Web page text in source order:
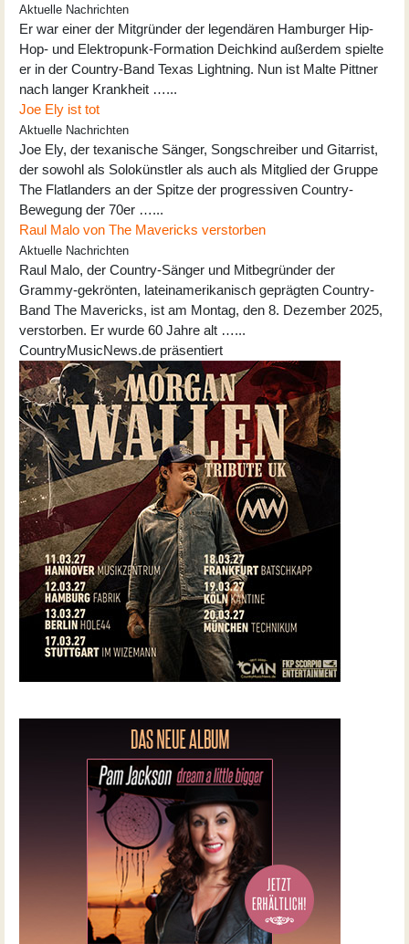
Aktuelle Nachrichten
Er war einer der Mitgründer der legendären Hamburger Hip-
Hop- und Elektropunk-Formation Deichkind außerdem spielte
er in der Country-Band Texas Lightning. Nun ist Malte Pittner
nach langer Krankheit …...
Joe Ely ist tot
Aktuelle Nachrichten
Joe Ely, der texanische Sänger, Songschreiber und Gitarrist,
der sowohl als Solokünstler als auch als Mitglied der Gruppe
The Flatlanders an der Spitze der progressiven Country-
Bewegung der 70er …...
Raul Malo von The Mavericks verstorben
Aktuelle Nachrichten
Raul Malo, der Country-Sänger und Mitbegründer der
Grammy-gekrönten, lateinamerikanisch geprägten Country-
Band The Mavericks, ist am Montag, den 8. Dezember 2025,
verstorben. Er wurde 60 Jahre alt …...
CountryMusicNews.de präsentiert